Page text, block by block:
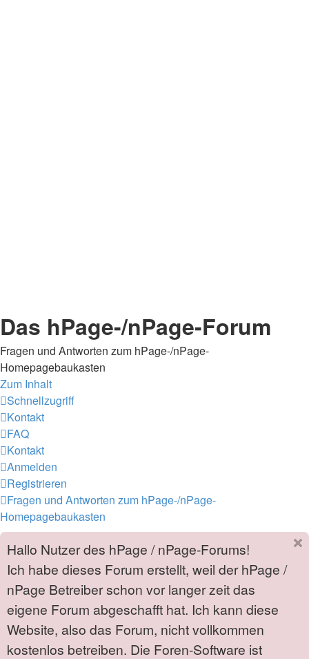
Das hPage-/nPage-Forum
Fragen und Antworten zum hPage-/nPage-
Homepagebaukasten
Zum Inhalt
Schnellzugriff
Kontakt
FAQ
Kontakt
Anmelden
Registrieren
Fragen und Antworten zum hPage-/nPage-
Homepagebaukasten
Hallo Nutzer des hPage / nPage-Forums!
Ich habe dieses Forum erstellt, weil der hPage /
nPage Betreiber schon vor langer zeit das
eigene Forum abgeschafft hat. Ich kann diese
Website, also das Forum, nicht vollkommen
kostenlos betreiben. Die Foren-Software ist